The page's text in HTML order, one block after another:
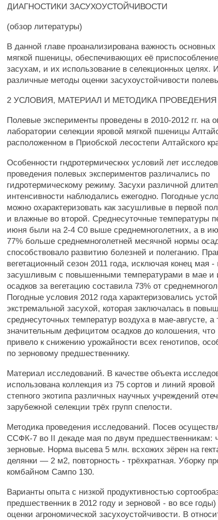
ДИАГНОСТИКИ ЗАСУХОУСТОЙЧИВОСТИ
(обзор литературы)
В данной главе проанализирована важность основных
мягкой пшеницы, обеспечивающих её
засухам, и их использование в селекционных целях.
различные методы оценки засухоустойчивости
2 УСЛОВИЯ, МАТЕРИАЛ И МЕТОДИКА
Полевые эксперименты проведены в 2010-2012 гг. на
лаборатории селекции яровой мягкой пшеницы
расположенном в Приобской лесостепи Алтайского
Особенности гндротермическнх условий лет
проведения полевых экспериментов различались по
гидротермическому режиму. Засухи различной
интенсивности наблюдались ежегодно. Погодные
можно охарактеризовать как засушливые в первой
и влажные во второй. Среднесуточные температуры
июня были на 2-4 С0 выше среднемноголетних, а в
77% больше среднемноголетней месячной нормы
способствовало развитию болезней и полеганию.
вегетационный сезон 2011 года, исключая конец мая
засушливым с повышенными температурами в мае
осадков за вегетацию составила 73% от
Погодные условия 2012 года характеризовались
экстремальной засухой, которая заключалась в
среднесуточных температур воздуха в мае-августе, а
значительным дефицитом осадков до колошения, что
привело к снижению урожайности всех генотипов,
по зерновому предшественнику.
Материал исследований. В качестве объекта
использована коллекция из 75 сортов и линий
степного экотипа различных научных учреждений
зарубежной селекции трёх групп спелости.
Методика проведения исследований. Посев
ССФК-7 во II декаде мая по двум предшественникам:
зерновые. Норма высева 5 млн. всхожих зёрен на
делянки — 2 м2, повторность - трёхкратная. Уборку
комбайном Сампо 130.
Варианты опыта с низкой продуктивностью
предшественник в 2012 году и зерновой - во все
оценки агрономической засухоустойчивости. В